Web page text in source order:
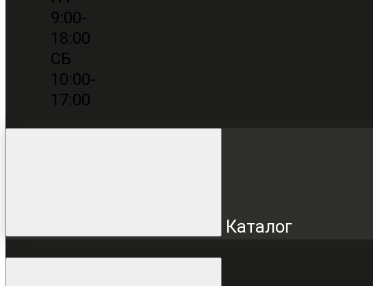
9:00-
18:00
СБ
10:00-
17:00
Каталог